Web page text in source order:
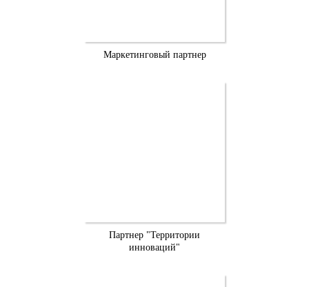
Маркетинговый партнер
Партнер "Территории
инноваций"